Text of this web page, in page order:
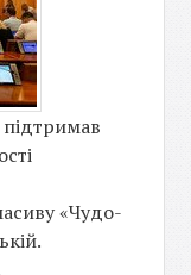
«Чудо-